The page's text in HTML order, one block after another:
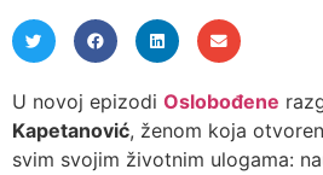
U novoj epizodi Oslobođene
Kapetanović, ženom koja
svim svojim životnim ulogama: